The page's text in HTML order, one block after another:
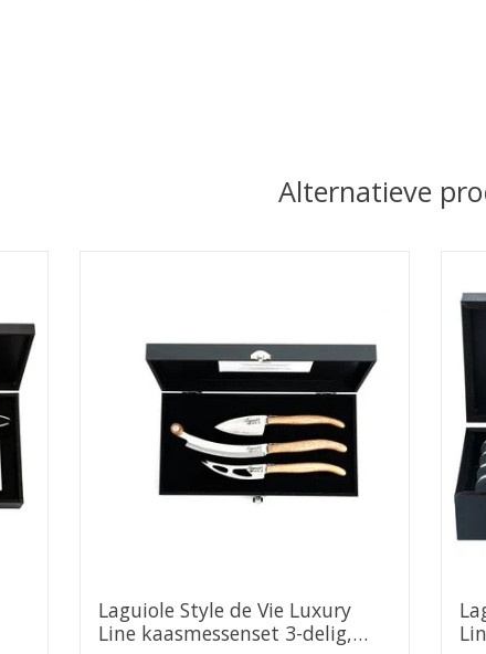
Alternatieve
Laguiole Style de Vie Luxury
Line kaasmessenset 3-delig,